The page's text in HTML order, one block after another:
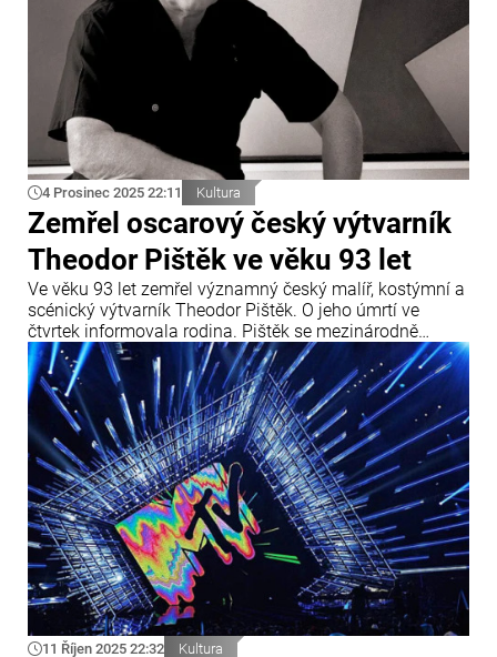
4 Prosinec 2025 22:11 Kultura
Zemřel oscarový český výtvarník
Theodor Pištěk ve věku 93 let
Ve věku 93 let zemřel významný český malíř, kostýmní a
scénický výtvarník Theodor Pištěk. O jeho úmrtí ve
čtvrtek informovala rodina. Pištěk se mezinárodně
proslavil především jako autor kostýmů k filmu Miloše
Formana Amadeus, za které v roce 1985 získal Oscara.
11 Říjen 2025 22:32 Kultura